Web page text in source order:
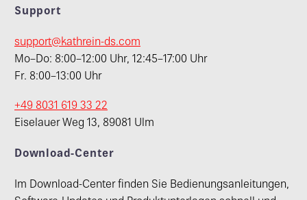
Support
support@kathrein-ds.com
Mo–Do: 8:00–12:00 Uhr, 12:45–17:00 Uhr
Fr. 8:00–13:00 Uhr
+49 8031 619 33 22
Eiselauer Weg 13, 89081 Ulm
Download-Center
Im Download-Center finden Sie Bedienungsanleitungen,